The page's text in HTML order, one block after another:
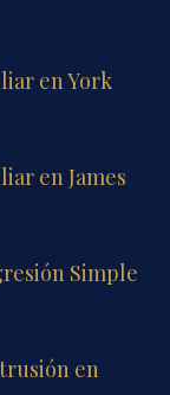
en York
en James
Simple
en